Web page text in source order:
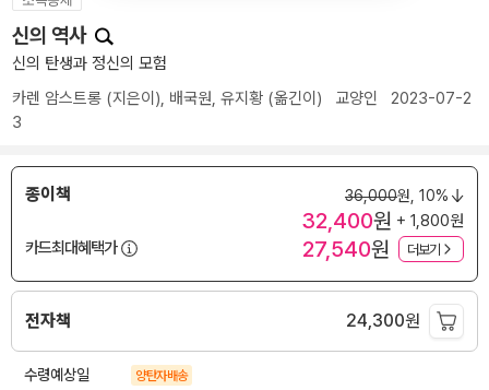
신의 역사
신의 탄생과 정신의 모험
카렌 암스트롱 (지은이), 배국원, 유지황 (옮긴이) 교양인 2023-07-2
3
종이책 36,000원, 10%
32,400원 + 1,800원
카드최대혜택가
27,540원 더보기
전자책 24,300원
수령예상일 양탄자배송